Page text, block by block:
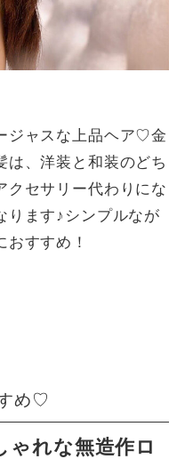
ジャスな上品ヘア♡金
は、洋装と和装のどち
クセサリー代わりにな
ります♪シンプルなが
すすめ！
め♡
れな無造作ロ